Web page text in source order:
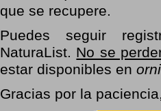
que se recupere.
Puedes seguir
NaturaList. No se
estar disponibles en
Gracias por la